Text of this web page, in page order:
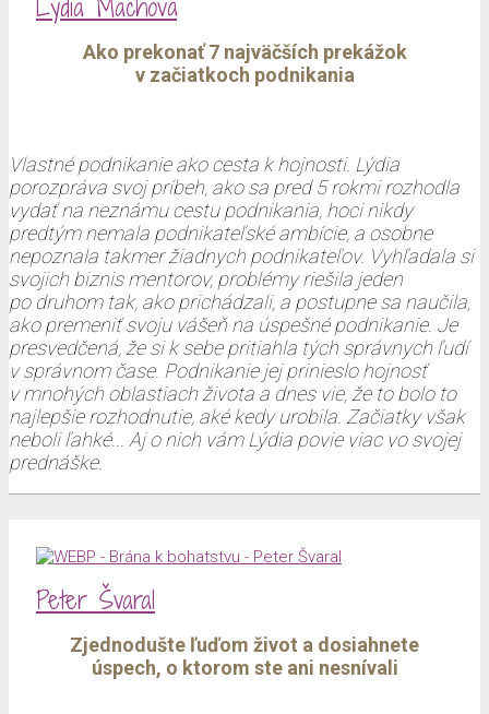
Ako prekonať 7 najväčších prekážok
v začiatkoch podnikania
Vlastné podnikanie ako cesta k hojnosti. Lýdia
porozpráva svoj príbeh, ako sa pred 5 rokmi rozhodla
vydať na neznámu cestu podnikania, hoci nikdy
predtým nemala podnikateľské ambície, a osobne
nepoznala takmer žiadnych podnikateľov. Vyhľadala si
svojich biznis mentorov, problémy riešila jeden
po druhom tak, ako prichádzali, a postupne sa naučila,
ako premeniť svoju vášeň na úspešné podnikanie. Je
presvedčená, že si k sebe pritiahla tých správnych ľudí
v správnom čase. Podnikanie jej prinieslo hojnosť
v mnohých oblastiach života a dnes vie, že to bolo to
najlepšie rozhodnutie, aké kedy urobila. Začiatky však
neboli ľahké... Aj o nich vám Lýdia povie viac vo svojej
prednáške.
Peter Švaral
Zjednodušte ľuďom život a dosiahnete
úspech, o ktorom ste ani nesnívali